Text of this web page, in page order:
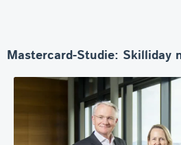
Mastercard-Studie: Skilliday